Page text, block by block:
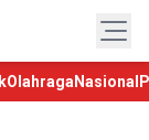
Olahraga Nasional